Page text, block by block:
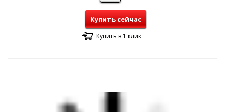
Купить сейчас
Купить в 1 клик